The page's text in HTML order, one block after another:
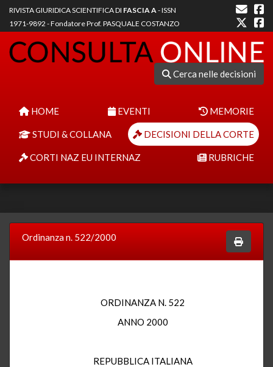
RIVISTA GIURIDICA SCIENTIFICA DI FASCIA A- ISSN
1971-9892 - Fondatore Prof. PASQUALE COSTANZO
Cerca nelle decisioni
HOME EVENTI MEMORIE
STUDI & COLLANA DECISIONI DELLA CORTE
CORTI NAZ EU INTERNAZ RUBRICHE
Ordinanza n. 522/2000
ORDINANZA N. 522
ANNO 2000
REPUBBLICA ITALIANA